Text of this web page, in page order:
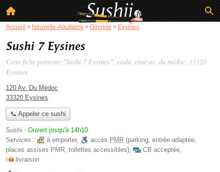
Accueil > Nouvelle-Aquitaine > Gironde > Eysines
Sushi 7 Eysines
Cette fiche présente "Sushi 7 Eysines", sushi situé av. du médoc, 33320
Eysines.
120 Av. Du Médoc
33320 Eysines
📞 Appeler ce sushi
Sushi - Ouvert jusqu'à 14h10
Services :
à emporter, accès PMR (parking, entrée adaptée,
places assises PMR, toilettes accessibles), CB acceptée,
livraison